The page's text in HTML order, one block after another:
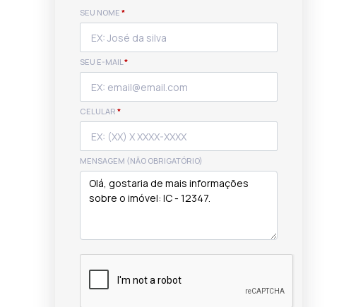
SEU NOME *
SEU E-MAIL*
CELULAR *
MENSAGEM (NÃO OBRIGATÓRIO)